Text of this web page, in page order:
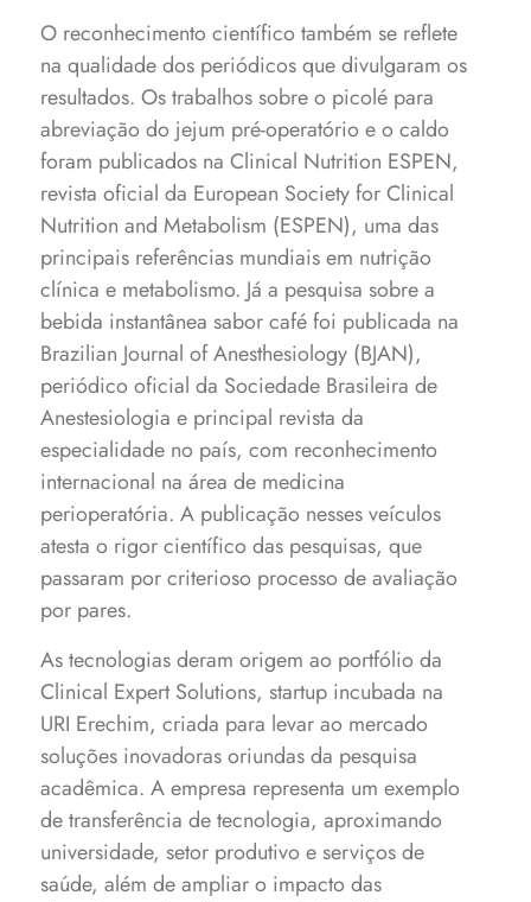
O reconhecimento científico também se reflete
na qualidade dos periódicos que divulgaram os
resultados. Os trabalhos sobre o picolé para
abreviação do jejum pré-operatório e o caldo
foram publicados na Clinical Nutrition ESPEN,
revista oficial da European Society for Clinical
Nutrition and Metabolism (ESPEN), uma das
principais referências mundiais em nutrição
clínica e metabolismo. Já a pesquisa sobre a
bebida instantânea sabor café foi publicada na
Brazilian Journal of Anesthesiology (BJAN),
periódico oficial da Sociedade Brasileira de
Anestesiologia e principal revista da
especialidade no país, com reconhecimento
internacional na área de medicina
perioperatória. A publicação nesses veículos
atesta o rigor científico das pesquisas, que
passaram por criterioso processo de avaliação
por pares.
As tecnologias deram origem ao portfólio da
Clinical Expert Solutions, startup incubada na
URI Erechim, criada para levar ao mercado
soluções inovadoras oriundas da pesquisa
acadêmica. A empresa representa um exemplo
de transferência de tecnologia, aproximando
universidade, setor produtivo e serviços de
saúde, além de ampliar o impacto das